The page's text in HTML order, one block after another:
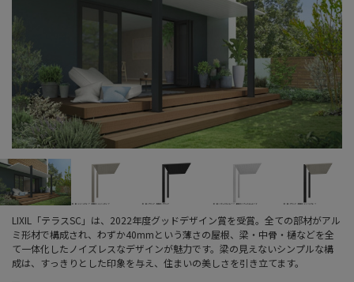
LIXIL「テラスSC」は、2022年度グッドデザイン賞を受賞。全ての部材がアル
ミ形材で構成され、わずか40mmという薄さの屋根、梁・中骨・樋などを全
て一体化したノイズレスなデザインが魅力です。梁の見えないシンプルな構
成は、すっきりとした印象を与え、住まいの美しさを引き立てます。